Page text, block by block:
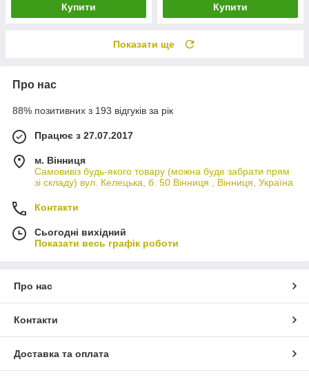
Купити Купити
Показати ще
Про нас
88% позитивних з 193 відгуків за рік
Працює з 27.07.2017
м. Вінниця
Самовивіз будь-якого товару (можна буде забрати прям
зі складу) вул. Келецька, б. 50 Вінниця , Вінниця, Україна
Контакти
Сьогодні вихідний
Показати весь графік роботи
Про нас
Контакти
Доставка та оплата